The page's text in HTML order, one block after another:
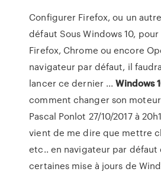
Configurer Firefox, ou un
défaut Sous Windows 10,
Firefox, Chrome ou encore
navigateur par défaut, il
lancer ce dernier ...Windows
comment changer son
Pascal Ponlot 27/10/2017 à
vient de me dire que mettre
etc.. en navigateur par
certaines mise à jours de